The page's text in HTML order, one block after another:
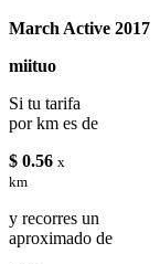
March Active 2017
miituo
Si tu tarifa
por km es de
$ 0.56 x
km
y recorres un
aproximado de